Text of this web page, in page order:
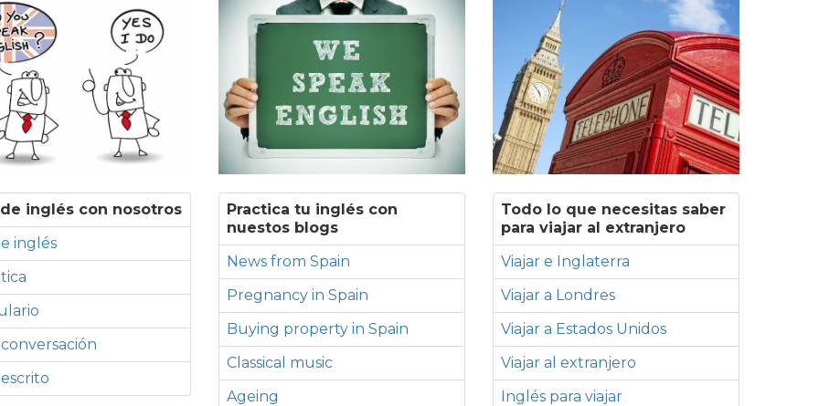
inglés con nosotros
inglés
Practica tu inglés con
nuestos blogs
News from Spain
Pregnancy in Spain
Buying property in Spain
Classical music
Ageing
Todo lo que necesitas saber
para viajar al extranjero
Viajar e Inglaterra
Viajar a Londres
Viajar a Estados Unidos
Viajar al extranjero
Inglés para viajar